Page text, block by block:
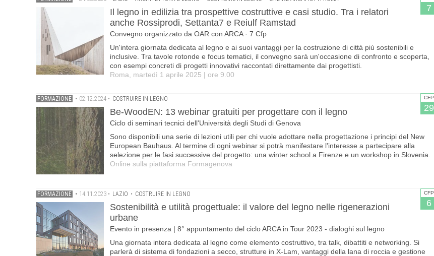
7
Il legno in edilizia tra prospettive costruttive e casi studio. Tra i relatori
anche Rossiprodi, Settanta7 e Reiulf Ramstad
Convegno organizzato da OAR con ARCA · 7 Cfp
Un'intera giornata dedicata al legno e ai suoi vantaggi per la costruzione di città più sostenibili e
inclusive. Tra tavole rotonde e focus tematici, il convegno sarà un'occasione di confronto e scoperta,
con esempi concreti di progetti innovativi raccontati direttamente dai progettisti.
Roma, martedì 1 aprile 2025 | ore 9.00
CFP
29
FORMAZIONE • 02.12.2024 • COSTRUIRE IN LEGNO
Be-WoodEN: 13 webinar gratuiti per progettare con il legno
Ciclo di seminari tecnici dell'Università degli Studi di Genova
Sono disponibili una serie di lezioni utili per chi vuole adottare nella progettazione i principi del New
European Bauhaus. Al termine di ogni webinar si potrà manifestare l'interesse a partecipare alla
selezione per le fasi successive del progetto: una winter school a Firenze e un workshop in Slovenia.
Online sulla piattaforma Formagenova
CFP
6
FORMAZIONE • 14.11.2023 • LAZIO • COSTRUIRE IN LEGNO
Sostenibilità e utilità progettuale: il valore del legno nelle rigenerazioni
urbane
Evento in presenza | 8° appuntamento del ciclo ARCA in Tour 2023 - dialoghi sul legno
Una giornata intera dedicata al legno come elemento costruttivo, tra talk, dibattiti e networking. Si
parlerà di sistema di fondazioni a secco, strutture in X-Lam, vantaggi della lana di roccia e gestione